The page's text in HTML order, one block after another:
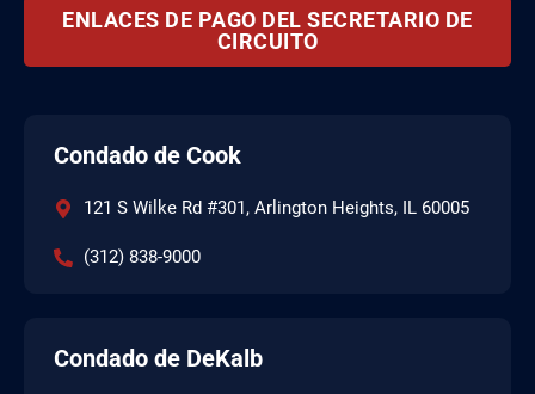
ENLACES DE PAGO DEL SECRETARIO DE
CIRCUITO
Condado de Cook
121 S Wilke Rd #301, Arlington Heights, IL 60005
(312) 838-9000
Condado de DeKalb